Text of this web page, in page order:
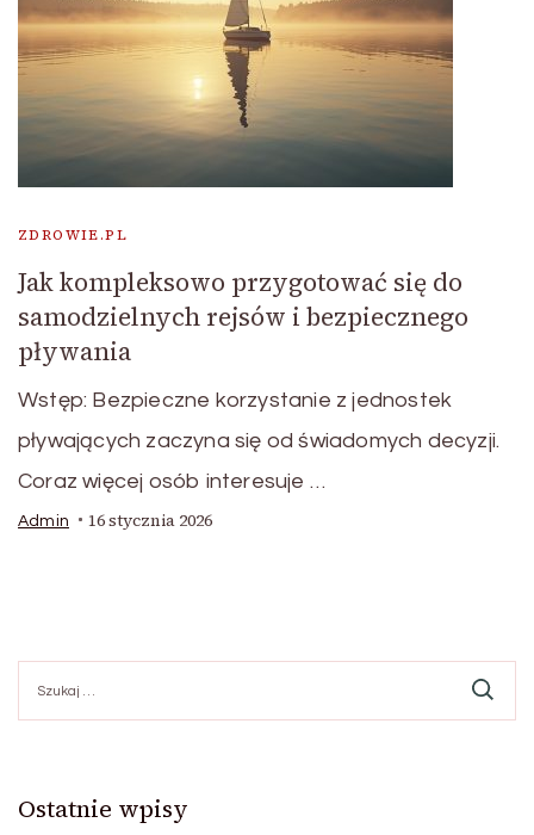
ZDROWIE.PL
Jak kompleksowo przygotować się do
samodzielnych rejsów i bezpiecznego
pływania
Wstęp: Bezpieczne korzystanie z jednostek
pływających zaczyna się od świadomych decyzji.
Coraz więcej osób interesuje …
Admin 16 stycznia 2026
Ostatnie wpisy